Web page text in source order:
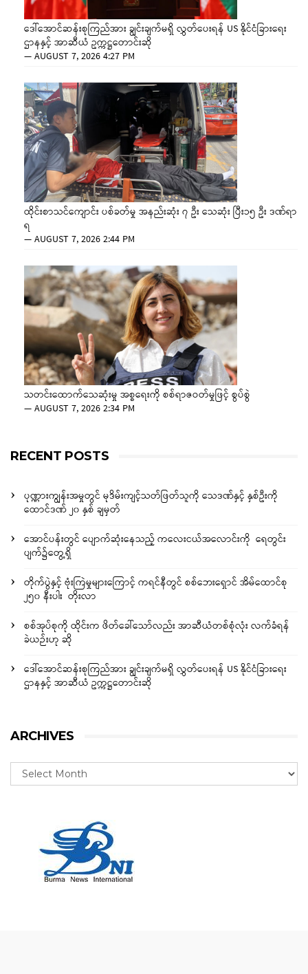
ဒေါ်အောင်ဆန်းစုကြည်အား ချွင်းချက်မရှိ လွှတ်ပေးရန် US နိုင်ငံခြားရေး
ဌာနနှင့် အာဆီယံ ဥက္ကဋ္ဌတောင်းဆို
—AUGUST 7, 2026 4:27 PM
ထိုင်းစာသင်ကျောင်း ပစ်ခတ်မှု အနည်းဆုံး ၇ ဦး သေဆုံး ပြီး၁၅ ဦး ဒဏ်ရာ
ရ
—AUGUST 7, 2026 2:44 PM
သတင်းထောက်သေဆုံးမှု အစ္စရေးကို စစ်ရာဇဝတ်မှုဖြင့် စွပ်စွဲ
—AUGUST 7, 2026 2:34 PM
RECENT POSTS
ပုဏ္ဏားကျွန်းအမှုတွင် မုဒိမ်းကျင့်သတ်ဖြတ်သူကို သေဒဏ်နှင့် နှစ်ဦးကို
ထောင်ဒဏ် ၂၀ နှစ် ချမှတ်
အောင်ပန်းတွင် ပျောက်ဆုံးနေသည့် ကလေးငယ်အလောင်းကို ရေတွင်း
ပျက်၌တွေ့ရှိ
တိုက်ပွဲနှင့် ဗုံးကြဲမှုများကြောင့် ကရင်နီတွင် စစ်ဘေးရှောင် အိမ်ထောင်စု
၂၅၀ နီးပါး တိုးလာ
စစ်အုပ်စုကို ထိုင်းက ဖိတ်ခေါ်သော်လည်း အာဆီယံတစ်စုံလုံး လက်ခံရန်
ခဲယဉ်းဟု ဆို
ဒေါ်အောင်ဆန်းစုကြည်အား ချွင်းချက်မရှိ လွှတ်ပေးရန် US နိုင်ငံခြားရေး
ဌာနနှင့် အာဆီယံ ဥက္ကဋ္ဌတောင်းဆို
ARCHIVES